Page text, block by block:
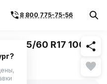
8 800 775-75-56Похожие
215/60 R17 100T